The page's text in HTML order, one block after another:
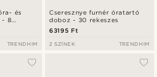
és
- 8
TRENDHIM
Cseresznye furnér óratartó
doboz - 30 rekeszes
63195 Ft
2 SZÍNEK TRENDHIM